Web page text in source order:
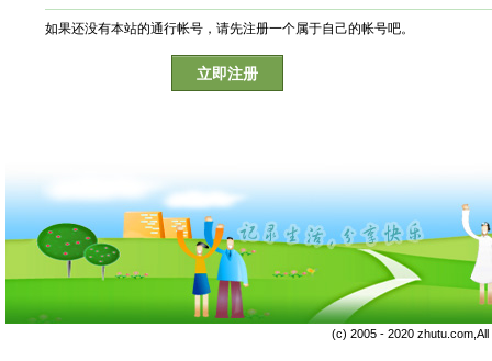
如果还没有本站的通行帐号，请先注册一个属于自己的帐号吧。
立即注册
(c) 2005 - 2020